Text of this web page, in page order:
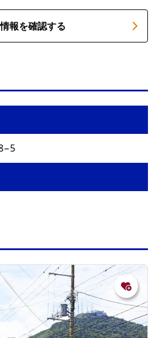
報を確認する